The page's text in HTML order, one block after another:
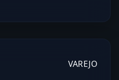
VAREJO